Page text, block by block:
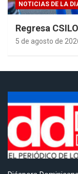
NOTICIAS DE LA
Regresa
5 de agosto de